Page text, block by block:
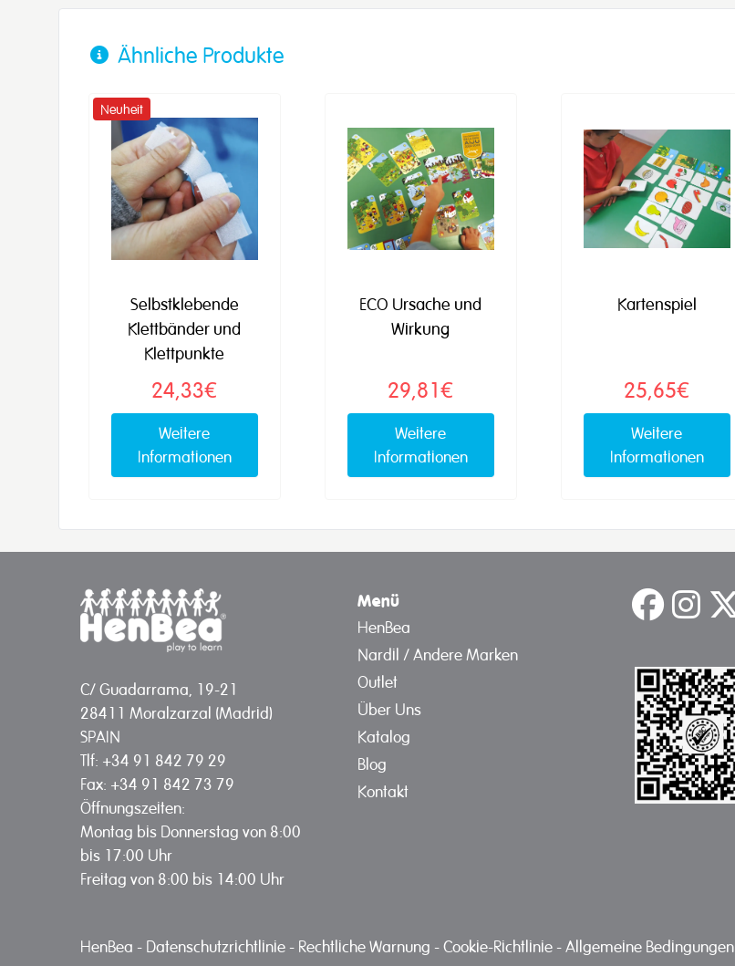
Ähnliche Produkte
Neuheit
Selbstklebende
Klettbänder und
Klettpunkte
24,33€
Weitere
Informationen
ECO Ursache und
Wirkung
29,81€
Weitere
Informationen
Kartenspiel
25,65€
Weitere
Informationen
C/ Guadarrama, 19-21
28411 Moralzarzal (Madrid)
SPAIN
Tlf: +34 91 842 79 29
Fax: +34 91 842 73 79
Öffnungszeiten:
Montag bis Donnerstag von 8:00
bis 17:00 Uhr
Freitag von 8:00 bis 14:00 Uhr
Menü
HenBea
Nardil / Andere Marken
Outlet
Über Uns
Katalog
Blog
Kontakt
HenBea - Datenschutzrichtlinie - Rechtliche Warnung -Cookie-Richtlinie -Allgemeine Bedingungen